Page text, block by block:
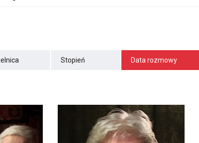
Stopień Data rozmowy